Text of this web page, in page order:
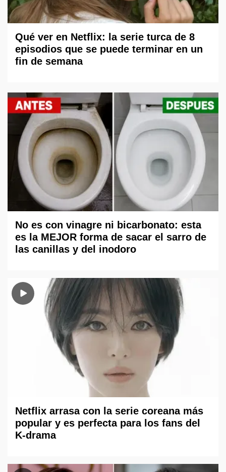
Qué ver en Netflix: la serie turca de 8
episodios que se puede terminar en un
fin de semana
No es con vinagre ni bicarbonato: esta
es la MEJOR forma de sacar el sarro de
las canillas y del inodoro
Netflix arrasa con la serie coreana más
popular y es perfecta para los fans del
K-drama